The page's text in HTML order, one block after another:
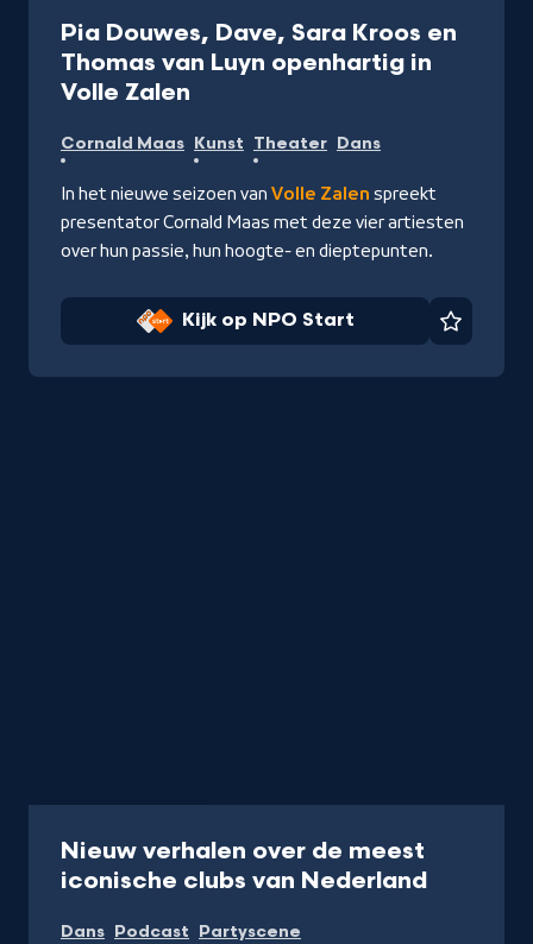
Pia Douwes, Dave, Sara Kroos en
Thomas van Luyn openhartig in
Volle Zalen
op
NPO
Start
Cornald Maas Kunst Theater Dans
In het nieuwe seizoen van Volle Zalen spreekt
presentator Cornald Maas met deze vier artiesten
over hun passie, hun hoogte- en dieptepunten.
Kijk op NPO Start
Nieuw verhalen over de meest
iconische clubs van Nederland-
Dans Podcast Partyscene